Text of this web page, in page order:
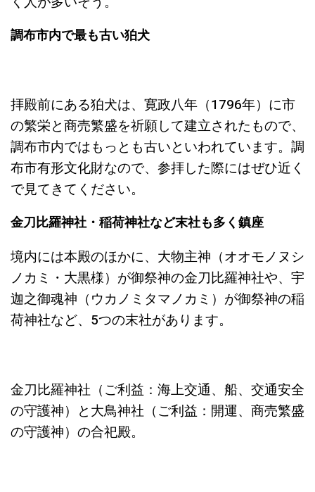
調布市内で最も古い狛犬
拝殿前にある狛犬は、寛政八年（1796年）に市
の繁栄と商売繁盛を祈願して建立されたもので、
調布市内ではもっとも古いといわれています。調
布市有形文化財なので、参拝した際にはぜひ近く
で見てきてください。
金刀比羅神社・稲荷神社など末社も多く鎮座
境内には本殿のほかに、大物主神（オオモノヌシ
ノカミ・大黒様）が御祭神の金刀比羅神社や、宇
迦之御魂神（ウカノミタマノカミ）が御祭神の稲
荷神社など、5つの末社があります。
金刀比羅神社（ご利益：海上交通、船、交通安全
の守護神）と大鳥神社（ご利益：開運、商売繁盛
の守護神）の合祀殿。